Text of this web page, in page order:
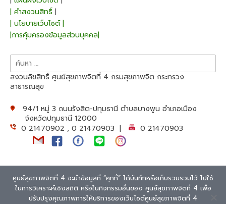
| คำสงวนสิทธิ์ |
| นโยบายเว็บไซต์ |
|การคุ้มครองข้อมูลส่วนบุคคล|
สงวนลิขสิทธิ์ ศูนย์สุขภาพจิตที่ 4 กรมสุขภาพจิต กระทรวง
สาธารณสุข
94/1 หมู่ 3 ถนนรังสิต-ปทุมธานี ตำบลบางพูน อำเภอเมือง
จังหวัดปทุมธานี 12000
0 21470902 , 0 21470903 |
0 21470903
Theme: Overlay byKaira.
Extra Text
ศูนย์สุขภาพจิตที่ 4 จะนำข้อมูลที่ “คุกกี้” ได้บันทึกหรือเก็บรวบรวมไว้ ไปใช้
ในการวิเคราะห์เชิงสถิติ หรือในกิจกรรมอื่นของ ศูนย์สุขภาพจิตที่ 4 เพื่อ
ปรับปรุงคุณภาพการให้บริการของเว็บไซต์ศูนย์สุขภาพจิตที่ 4